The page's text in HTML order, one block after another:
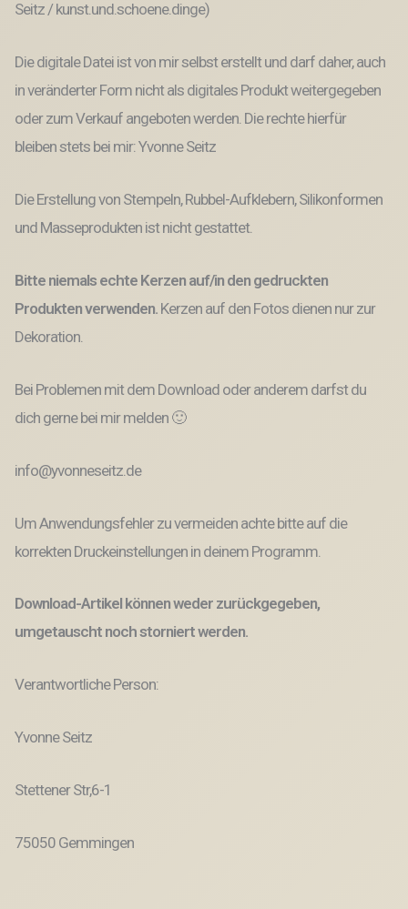
Seitz / kunst.und.schoene.dinge)
Die digitale Datei ist von mir selbst erstellt und darf daher, auch
in veränderter Form nicht als digitales Produkt weitergegeben
oder zum Verkauf angeboten werden. Die rechte hierfür
bleiben stets bei mir: Yvonne Seitz
Die Erstellung von Stempeln, Rubbel-Aufklebern, Silikonformen
und Masseprodukten ist nicht gestattet.
Bitte niemals echte Kerzen auf/in den gedruckten
Produkten verwenden. Kerzen auf den Fotos dienen nur zur
Dekoration.
Bei Problemen mit dem Download oder anderem darfst du
dich gerne bei mir melden 🙂
info@yvonneseitz.de
Um Anwendungsfehler zu vermeiden achte bitte auf die
korrekten Druckeinstellungen in deinem Programm.
Download-Artikel können weder zurückgegeben,
umgetauscht noch storniert werden.
Verantwortliche Person:
Yvonne Seitz
Stettener Str,6-1
75050 Gemmingen